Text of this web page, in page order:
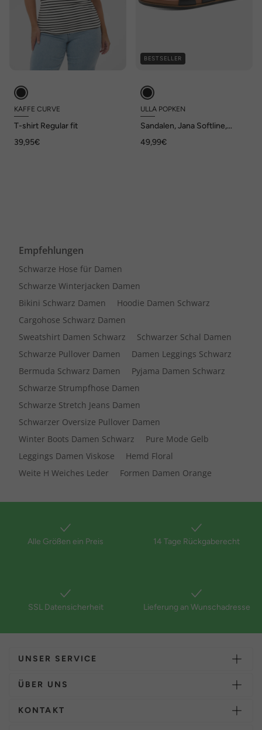
KAFFE CURVE
T-shirt Regular fit
39,95€
BESTSELLER
ULLA POPKEN
Sandalen, Jana Softline,
49,99€
Empfehlungen
Schwarze Hose für Damen
Schwarze Winterjacken Damen
Bikini Schwarz Damen
Hoodie Damen Schwarz
Cargohose Schwarz Damen
Sweatshirt Damen Schwarz
Schwarzer Schal Damen
Schwarze Pullover Damen
Damen Leggings Schwarz
Bermuda Schwarz Damen
Pyjama Damen Schwarz
Schwarze Strumpfhose Damen
Schwarze Stretch Jeans Damen
Schwarzer Oversize Pullover Damen
Winter Boots Damen Schwarz
Pure Mode Gelb
Leggings Damen Viskose
Hemd Floral
Weite H Weiches Leder
Formen Damen Orange
Alle Größen ein Preis 14 Tage Rückgaberecht
SSL Datensicherheit Lieferung an Wunschadresse
UNSER SERVICE
ÜBER UNS
KONTAKT